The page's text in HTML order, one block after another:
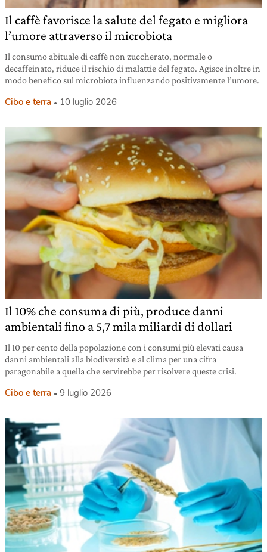
Il caffè favorisce la salute del fegato e migliora
l’umore attraverso il microbiota
Il consumo abituale di caffè non zuccherato, normale o
decaffeinato, riduce il rischio di malattie del fegato. Agisce inoltre in
modo benefico sul microbiota influenzando positivamente l’umore.
Cibo e terra 10 luglio 2026
Il 10% che consuma di più, produce danni
ambientali fino a 5,7 mila miliardi di dollari
Il 10 per cento della popolazione con i consumi più elevati causa
danni ambientali alla biodiversità e al clima per una cifra
paragonabile a quella che servirebbe per risolvere queste crisi.
Cibo e terra 9 luglio 2026